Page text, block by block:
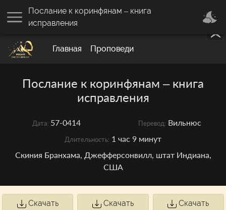
Главная Проповеди
Послание к коринфянам – книга
исправления
Послание к коринфянам – книга
исправления
Дата: 57-0414 Перевод: Вильнюс
Длительность: 1 час 9 минут
Скиния Бранхама, Джефферсонвилл, штат Индиана,
США
Скачать
Скачать
Скачать